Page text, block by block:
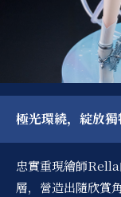
極光環繞，綻放獨
忠實重現繪師
層，營造出隨欣賞